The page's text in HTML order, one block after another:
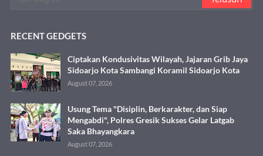
RECENT GEDGETS
Ciptakan Kondusivitas Wilayah, Jajaran Grib Jaya
Sidoarjo Kota Sambangi Koramil Sidoarjo Kota
August 07, 2026
Usung Tema "Disiplin, Berkarakter, dan Siap
Mengabdi", Polres Gresik Sukses Gelar Latgab
Saka Bhayangkara
August 07, 2026